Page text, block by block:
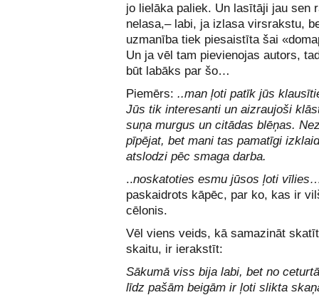
jo lielāka paliek. Un lasītāji jau sen
nelasa,– labi, ja izlasa virsrakstu,
uzmanība tiek piesaistīta šai
Un ja vēl tam pievienojas autors,
būt labāks par šo…
Piemērs: ..man ļoti patīk jūs
Jūs tik interesanti un aizraujoši
suņa murgus un citādas blēņas.
pīpējat, bet mani tas pamatīgi
atslodzi pēc smaga darba.
..noskatoties esmu jūsos ļoti
paskaidrots kāpēc, par ko, kas ir
cēlonis.
Vēl viens veids, kā samazināt
skaitu, ir ierakstīt:
Sākumā viss bija labi, bet no
līdz pašām beigām ir ļoti slikta